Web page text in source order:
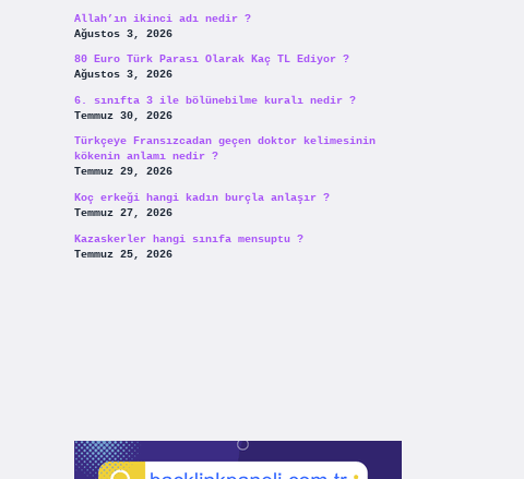
Allah’ın ikinci adı nedir ?
Ağustos 3, 2026
80 Euro Türk Parası Olarak Kaç TL Ediyor ?
Ağustos 3, 2026
6. sınıfta 3 ile bölünebilme kuralı nedir ?
Temmuz 30, 2026
Türkçeye Fransızcadan geçen doktor kelimesinin
kökenin anlamı nedir ?
Temmuz 29, 2026
Koç erkeği hangi kadın burçla anlaşır ?
Temmuz 27, 2026
Kazaskerler hangi sınıfa mensuptu ?
Temmuz 25, 2026